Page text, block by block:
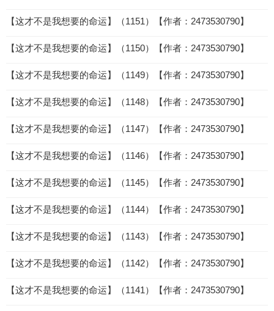
【这才不是我想要的命运】（1151）【作者：2473530790】
【这才不是我想要的命运】（1150）【作者：2473530790】
【这才不是我想要的命运】（1149）【作者：2473530790】
【这才不是我想要的命运】（1148）【作者：2473530790】
【这才不是我想要的命运】（1147）【作者：2473530790】
【这才不是我想要的命运】（1146）【作者：2473530790】
【这才不是我想要的命运】（1145）【作者：2473530790】
【这才不是我想要的命运】（1144）【作者：2473530790】
【这才不是我想要的命运】（1143）【作者：2473530790】
【这才不是我想要的命运】（1142）【作者：2473530790】
【这才不是我想要的命运】（1141）【作者：2473530790】